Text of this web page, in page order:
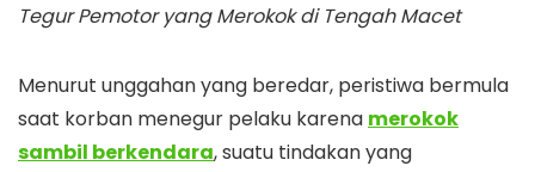
Tegur Pemotor yang Merokok di Tengah Macet
Menurut unggahan yang beredar, peristiwa bermula
saat korban menegur pelaku karena merokok
sambil berkendara, suatu tindakan yang